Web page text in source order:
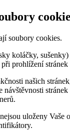
soubory cookies.
koláčky,
prohlížení
našich
návštěvnosti
uloženy Vaše